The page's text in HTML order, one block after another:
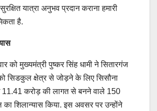
यात्रा अनुभव प्रदान कराना हमारी
है.
को मुख्यमंत्री पुष्कर सिंह धामी ने सितारगंज
सिडकुल क्षेत्र से जोड़ने के लिए सिसौना
11.41 करोड़ की लागत से बनने वाले 150
का शिलान्यास किया. इस अवसर पर उन्होंने